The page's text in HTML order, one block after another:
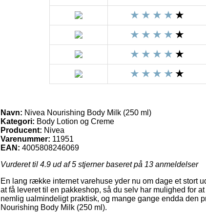
Navn: Nivea Nourishing Body Milk (250 ml)
Kategori: Body Lotion og Creme
Producent: Nivea
Varenummer: 11951
EAN: 4005808246069
Vurderet til 4.9 ud af 5 stjerner baseret på 13 anmeldelser
En lang række internet varehuse yder nu om dage et stort
at få leveret til en pakkeshop, så du selv har mulighed for
nemlig ualmindeligt praktisk, og mange gange endda den
Nourishing Body Milk (250 ml).